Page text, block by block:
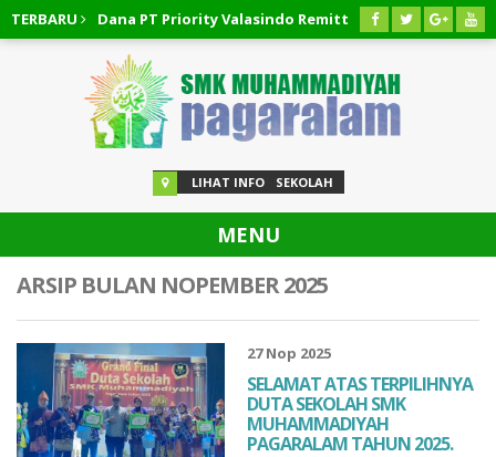
TERBARUDana PT Priority Valasindo Remittance
03 AGUSTUS
Pinjaman Easycash
03 AGUSTUS 2026/Cara Membatalkan
LIHAT INFO SEKOLAH
MENU
ARSIP BULAN NOPEMBER 2025
27 Nop 2025
SELAMAT ATAS TERPILIHNYA
DUTA SEKOLAH SMK
MUHAMMADIYAH
PAGARALAM TAHUN 2025.